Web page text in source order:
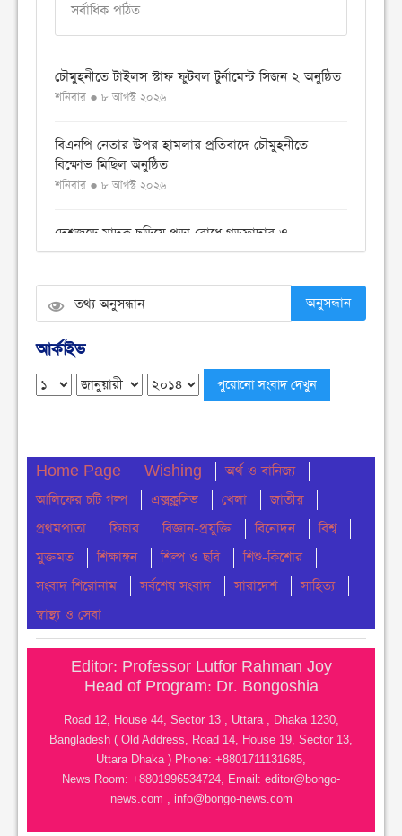
সর্বাধিক পঠিত
চৌমুহনীতে টাইলস স্টাফ ফুটবল টুর্নামেন্ট সিজন ২ অনুষ্ঠিত
শনিবার ● ৮ আগস্ট ২০২৬
বিএনপি নেতার উপর হামলার প্রতিবাদে চৌমুহনীতে
বিক্ষোভ মিছিল অনুষ্ঠিত
শনিবার ● ৮ আগস্ট ২০২৬
দেশজুড়ে মাদক ছড়িয়ে পড়া রোধে গডফাদার ও
সহযোগীদের বিরুদ্ধে চূড়ান্ত অভিযান
চৌমুহনীতে ১২কেজি গাঁজা ও একটি সিএনজি সহ আটক ১
শুক্রবার ● ৭ আগস্ট ২০২৬
চৌমুহনীতে সন্ত্রাসীদের গুলিতে হকার্স কাশেম ও ব্যবসায়ী
নোয়াখালীতে ডি সির নিকট ১১ দলের স্মারক লিপি প্রদান
বৃহস্পতিবার ● ৬ আগস্ট ২০২৬
বেগমগঞ্জে ১১ দলীয় ঐক্যের বিক্ষোভ সমাবেশ ও গণমিছিল
অনুষ্ঠিত
বুধবার ● ৫ আগস্ট ২০২৬
চেয়ারম্যান পদে জনপ্রিয়তার শীর্ষে এম শহীদ
বুধবার ● ৫ আগস্ট ২০২৬
সংবিধান থেকে বাতিল হতে পারে শেখ মুজিবুর রহমানের
অনুসন্ধান
আর্কাইভ
Home Page Wishing
অর্থ ও বানিজ্য
আলিফের চটি গল্প
এক্সক্লুসিভ খেলা
জাতীয়
প্রথমপাতা
ফিচার বিজ্ঞান-প্রযুক্তি বিনোদন
বিশ্ব
মুক্তমত
শিক্ষাঙ্গন শিল্প ও ছবি
শিশু-কিশোর
সংবাদ শিরোনাম
সর্বশেষ সংবাদ সারাদেশ
সাহিত্য
স্বাস্থ্য ও সেবা
Editor: Professor Lutfor Rahman Joy
Head of Program: Dr. Bongoshia
Road 12, House 44, Sector 13 , Uttara , Dhaka 1230,
Bangladesh ( Old Address, Road 14, House 19, Sector 13,
Uttara Dhaka ) Phone: +8801711131685,
News Room: +8801996534724, Email: editor@bongo-
news.com , info@bongo-news.com